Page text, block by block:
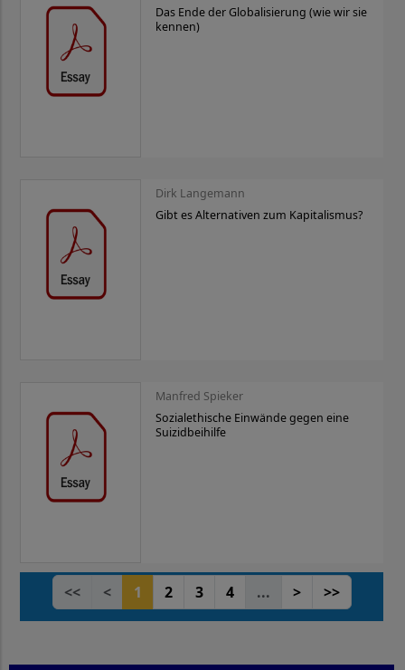
Das Ende der Globalisierung (wie wir sie
kennen)
Dirk Langemann
Gibt es Alternativen zum Kapitalismus?
Manfred Spieker
Sozialethische Einwände gegen eine
Suizidbeihilfe
<< < 1 2 3 4 ... > >>